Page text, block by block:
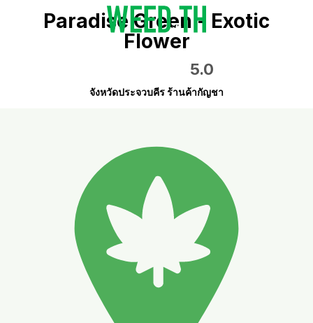
Paradise Green - Exotic
Flower
5.0
จังหวัดประจวบคีร ร้านค้ากัญชา